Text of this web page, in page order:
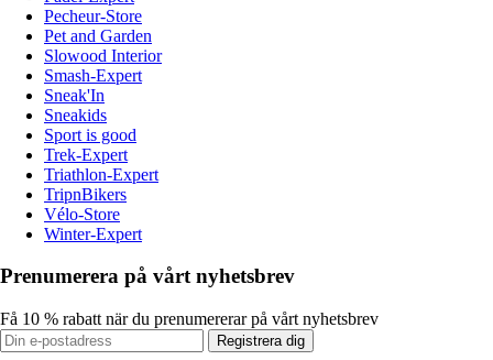
Pecheur-Store
Pet and Garden
Slowood Interior
Smash-Expert
Sneak'In
Sneakids
Sport is good
Trek-Expert
Triathlon-Expert
TripnBikers
Vélo-Store
Winter-Expert
Prenumerera på vårt nyhetsbrev
Få 10 % rabatt när du prenumererar på vårt nyhetsbrev
Registrera dig